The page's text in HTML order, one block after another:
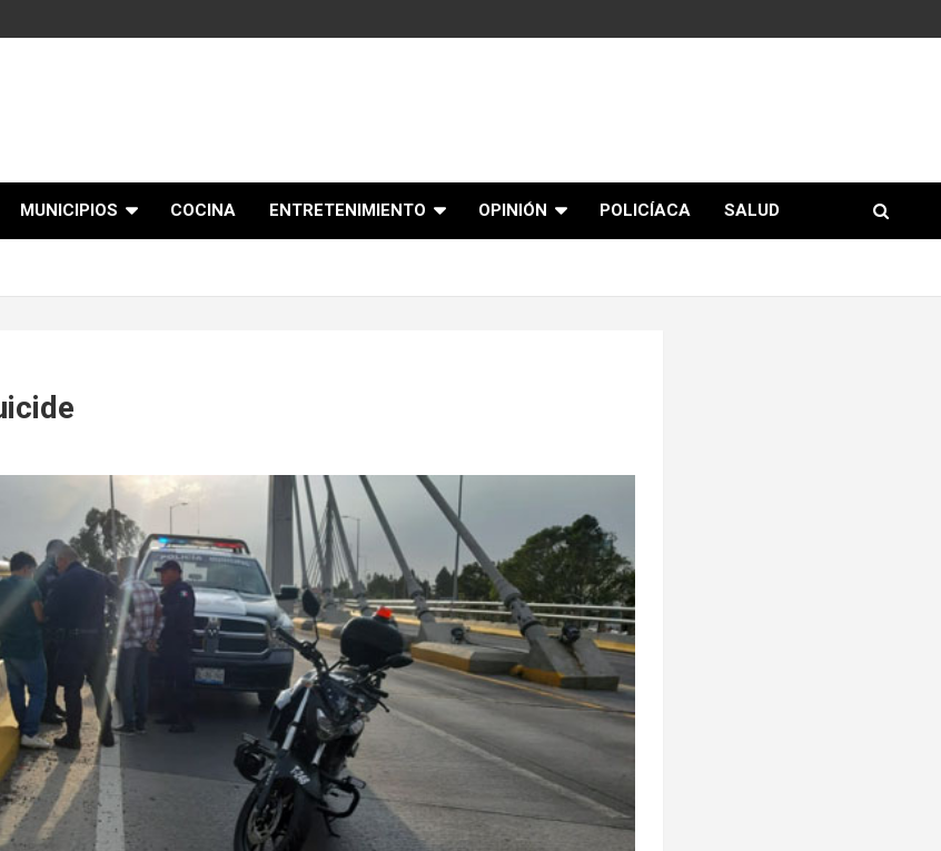
MUNICIPIOS COCINA ENTRETENIMIENTO OPINIÓN POLICÍACA SALUD